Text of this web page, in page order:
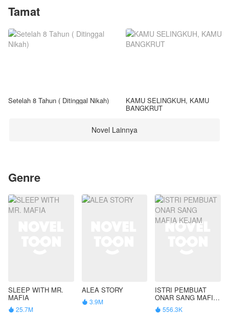
Tamat
Setelah 8 Tahun ( Ditinggal Nikah) KAMU SELINGKUH, KAMU
BANGKRUT
Novel Lainnya
Genre
SLEEP WITH MR.
MAFIA
 25.7M
ALEA STORY
 3.9M
ISTRI PEMBUAT
ONAR SANG MAFIA
KEJAM
 556.3K